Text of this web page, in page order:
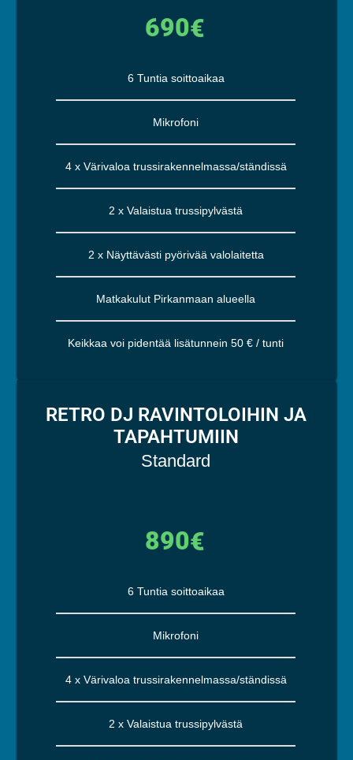
690€
6 Tuntia soittoaikaa
Mikrofoni
4 x Värivaloa trussirakennelmassa/ständissä
2 x Valaistua trussipylvästä
2 x Näyttävästi pyörivää valolaitetta
Matkakulut Pirkanmaan alueella
Keikkaa voi pidentää lisätunnein 50 € / tunti
RETRO DJ RAVINTOLOIHIN JA
TAPAHTUMIIN
Standard
890€
6 Tuntia soittoaikaa
Mikrofoni
4 x Värivaloa trussirakennelmassa/ständissä
2 x Valaistua trussipylvästä